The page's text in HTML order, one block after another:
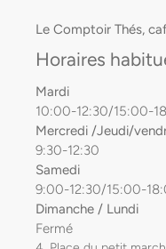
Le Comptoir Thés,
Horaires
Mardi
10:00-12:30/15:00-
Mercredi /Jeudi/
9:30-12:30
Samedi
9:00-12:30/15:00-
Dimanche / Lundi
Fermé